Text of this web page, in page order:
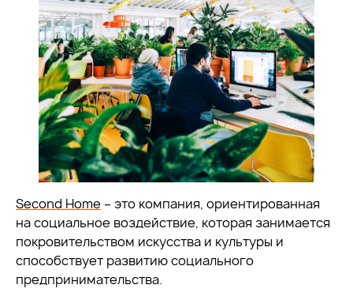
Second Home – это компания, ориентированная
на социальное воздействие, которая занимается
покровительством искусства и культуры и
способствует развитию социального
предпринимательства.